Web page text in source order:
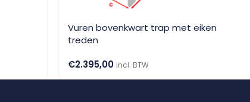
Vuren bovenkwart trap met eiken
treden
€2.395,00 incl. BTW